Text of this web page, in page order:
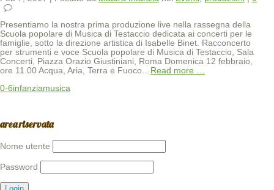
Presentiamo la nostra prima produzione live nella rassegna della
Scuola popolare di Musica di Testaccio dedicata ai concerti per le
famiglie, sotto la direzione artistica di Isabelle Binet. Racconcerto
per strumenti e voce Scuola popolare di Musica di Testaccio, Sala
Concerti, Piazza Orazio Giustiniani, Roma Domenica 12 febbraio,
ore 11.00 Acqua, Aria, Terra e Fuoco … Read more …
0-6infanziamusica
area riservata
Nome utente
Password